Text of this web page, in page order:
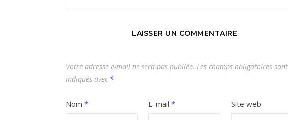
LAISSER UN COMMENTAIRE
Votre adresse e-mail ne sera pas publiée. Les champs obligatoires sont
indiqués avec *
Nom * E-mail * Site web